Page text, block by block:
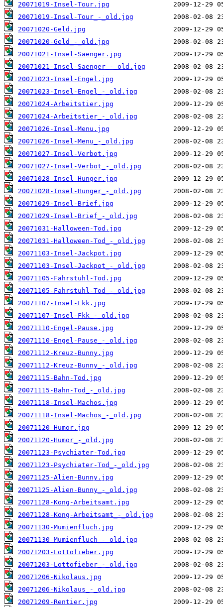
20071019-Insel-Tour.jpg
20071019-Insel-Tour_-_old.jpg
20071020-Geld.jpg
20071020-Geld_-_old.jpg
20071021-Insel-Saenger.jpg
20071021-Insel-Saenger_-_old.jpg
20071023-Insel-Engel.jpg
20071023-Insel-Engel_-_old.jpg
20071024-Arbeitstier.jpg
20071024-Arbeitstier_-_old.jpg
20071026-Insel-Menu.jpg
20071026-Insel-Menu_-_old.jpg
20071027-Insel-Verbot.jpg
20071027-Insel-Verbot_-_old.jpg
20071028-Insel-Hunger.jpg
20071028-Insel-Hunger_-_old.jpg
20071029-Insel-Brief.jpg
20071029-Insel-Brief_-_old.jpg
20071031-Halloween-Tod.jpg
20071031-Halloween-Tod_-_old.jpg
20071103-Insel-Jackpot.jpg
20071103-Insel-Jackpot_-_old.jpg
20071105-Fahrstuhl-Tod.jpg
20071105-Fahrstuhl-Tod_-_old.jpg
20071107-Insel-Fkk.jpg
20071107-Insel-Fkk_-_old.jpg
20071110-Engel-Pause.jpg
20071110-Engel-Pause_-_old.jpg
20071112-Kreuz-Bunny.jpg
20071112-Kreuz-Bunny_-_old.jpg
20071115-Bahn-Tod.jpg
20071115-Bahn-Tod_-_old.jpg
20071118-Insel-Machos.jpg
20071118-Insel-Machos_-_old.jpg
20071120-Humor.jpg
20071120-Humor_-_old.jpg
20071123-Psychiater-Tod.jpg
20071123-Psychiater-Tod_-_old.jpg
20071125-Alien-Bunny.jpg
20071125-Alien-Bunny_-_old.jpg
20071128-Kong-Arbeitsamt.jpg
20071128-Kong-Arbeitsamt_-_old.jpg
20071130-Mumienfluch.jpg
20071130-Mumienfluch_-_old.jpg
20071203-Lottofieber.jpg
20071203-Lottofieber_-_old.jpg
20071206-Nikolaus.jpg
20071206-Nikolaus_-_old.jpg
20071209-Rentier.jpg